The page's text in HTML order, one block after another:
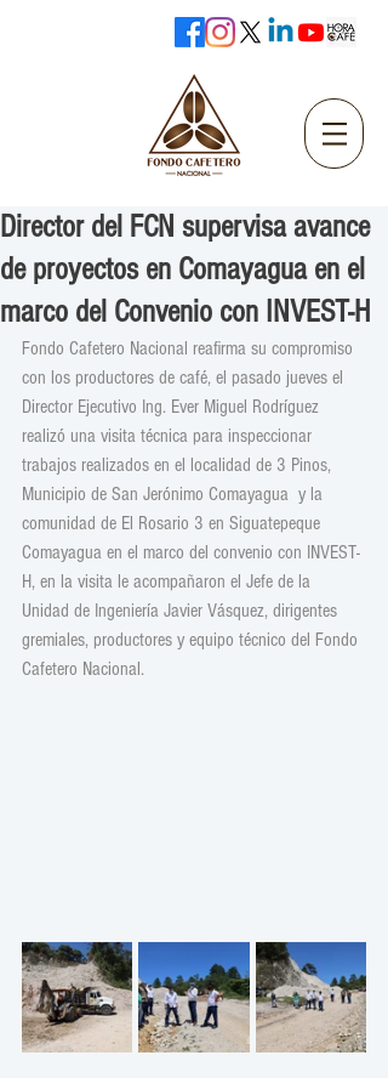
Director del FCN supervisa avance
de proyectos en Comayagua en el
marco del Convenio con INVEST-H
Fondo Cafetero Nacional reafirma su compromiso
con los productores de café, el pasado jueves el
Director Ejecutivo Ing. Ever Miguel Rodríguez
realizó una visita técnica para inspeccionar
trabajos realizados en el localidad de 3 Pinos,
Municipio de San Jerónimo Comayagua  y la
comunidad de El Rosario 3 en Siguatepeque
Comayagua en el marco del convenio con INVEST-
H, en la visita le acompañaron el Jefe de la
Unidad de Ingeniería Javier Vásquez, dirigentes
gremiales, productores y equipo técnico del Fondo
Cafetero Nacional.